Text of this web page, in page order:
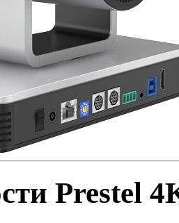
Prestel